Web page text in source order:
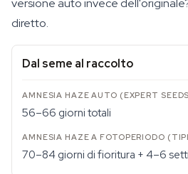
versione auto invece
diretto.
Dal seme al raccolto
56–66 giorni totali
70–84 giorni di fioritura + 4–6